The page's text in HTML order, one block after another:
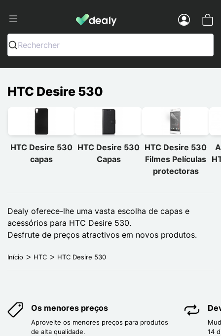
Dealy - Capas e acessórios para
Rechercher
HTC Desire 530
HTC Desire 530
capas
HTC Desire 530
Capas
HTC Desire 530
Filmes Películas
protectoras
Dealy oferece-lhe uma vasta escolha de capas e
acessórios para HTC Desire 530.
Desfrute de preços atractivos em novos produtos.
Início HTC HTC Desire 530
Os menores preços
Aproveite os menores preços para produtos
de alta qualidade.
14